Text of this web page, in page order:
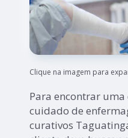
Clique na imagem para
Para encontrar
cuidado de
curativos